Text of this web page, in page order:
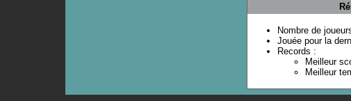
Nombre de
Jouée pour la
Records :
Meilleur
Meilleur